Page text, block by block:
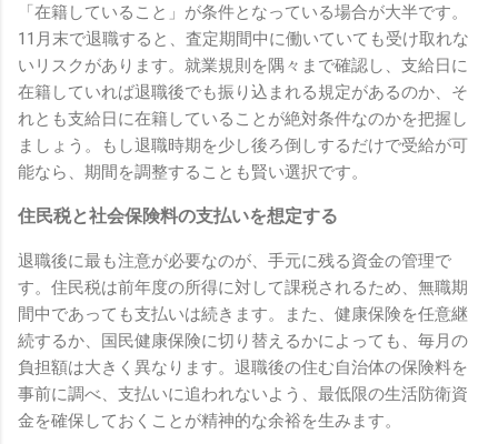
「在籍していること」が条件となっている場合が大半です。
11月末で退職すると、査定期間中に働いていても受け取れな
いリスクがあります。就業規則を隅々まで確認し、支給日に
在籍していれば退職後でも振り込まれる規定があるのか、そ
れとも支給日に在籍していることが絶対条件なのかを把握し
ましょう。もし退職時期を少し後ろ倒しするだけで受給が可
能なら、期間を調整することも賢い選択です。
住民税と社会保険料の支払いを想定する
退職後に最も注意が必要なのが、手元に残る資金の管理で
す。住民税は前年度の所得に対して課税されるため、無職期
間中であっても支払いは続きます。また、健康保険を任意継
続するか、国民健康保険に切り替えるかによっても、毎月の
負担額は大きく異なります。退職後の住む自治体の保険料を
事前に調べ、支払いに追われないよう、最低限の生活防衛資
金を確保しておくことが精神的な余裕を生みます。